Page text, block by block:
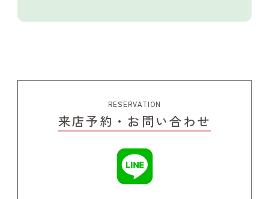
RESERVATION
来店予約・お問い合わせ